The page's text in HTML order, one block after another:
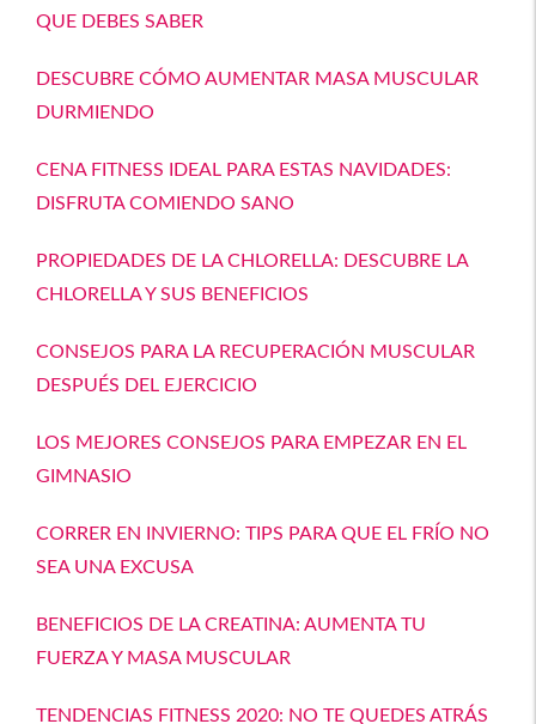
QUE DEBES SABER
DESCUBRE CÓMO AUMENTAR MASA MUSCULAR
DURMIENDO
CENA FITNESS IDEAL PARA ESTAS NAVIDADES:
DISFRUTA COMIENDO SANO
PROPIEDADES DE LA CHLORELLA: DESCUBRE LA
CHLORELLA Y SUS BENEFICIOS
CONSEJOS PARA LA RECUPERACIÓN MUSCULAR
DESPUÉS DEL EJERCICIO
LOS MEJORES CONSEJOS PARA EMPEZAR EN EL
GIMNASIO
CORRER EN INVIERNO: TIPS PARA QUE EL FRÍO NO
SEA UNA EXCUSA
BENEFICIOS DE LA CREATINA: AUMENTA TU
FUERZA Y MASA MUSCULAR
TENDENCIAS FITNESS 2020: NO TE QUEDES ATRÁS